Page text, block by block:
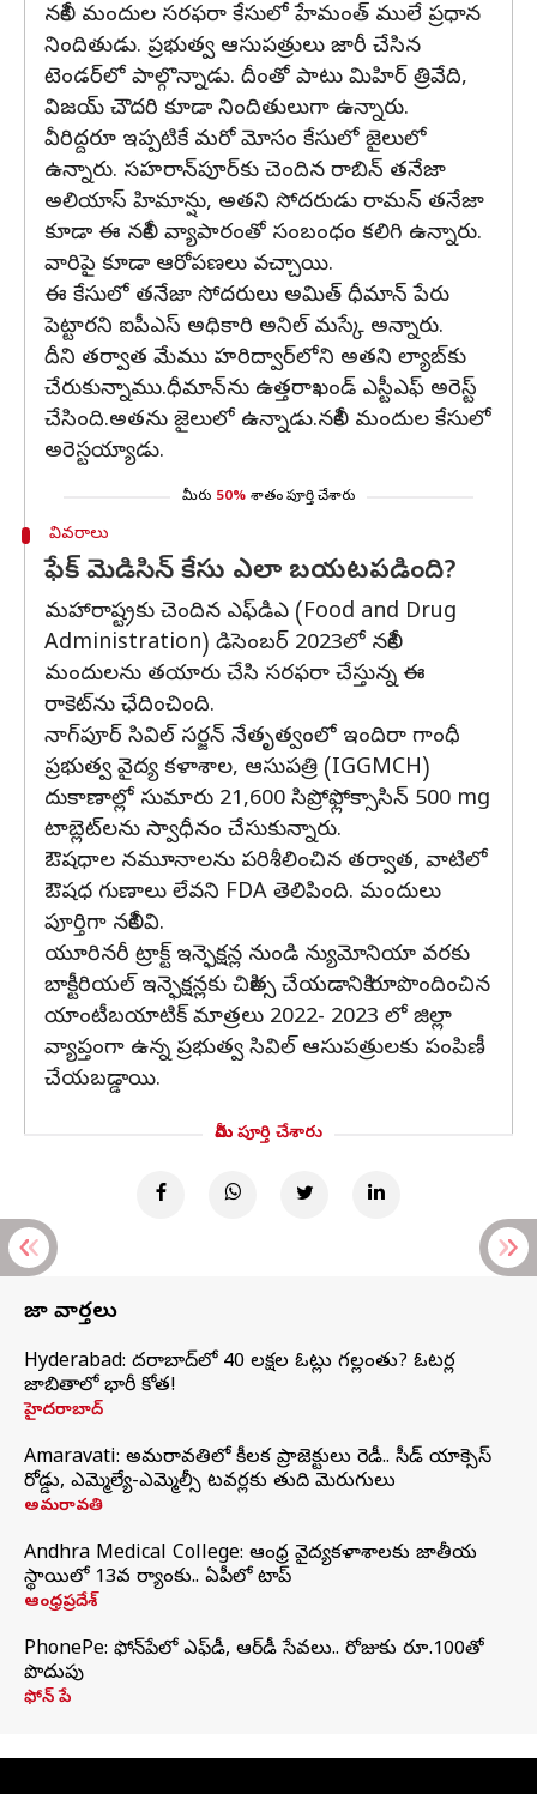
నకిలీ మందుల సరఫరా కేసులో హేమంత్ ములే ప్రధాన
నిందితుడు. ప్రభుత్వ ఆసుపత్రులు జారీ చేసిన
టెండర్‌లో పాల్గొన్నాడు. దీంతో పాటు మిహిర్ త్రివేది,
విజయ్ చౌదరి కూడా నిందితులుగా ఉన్నారు.
వీరిద్దరూ ఇప్పటికే మరో మోసం కేసులో జైలులో
ఉన్నారు. సహరాన్‌పూర్‌కు చెందిన రాబిన్ తనేజా
అలియాస్ హిమాన్షు, అతని సోదరుడు రామన్ తనేజా
కూడా ఈ నకిలీ వ్యాపారంతో సంబంధం కలిగి ఉన్నారు.
వారిపై కూడా ఆరోపణలు వచ్చాయి.
ఈ కేసులో తనేజా సోదరులు అమిత్ ధీమాన్ పేరు
పెట్టారని ఐపీఎస్ అధికారి అనిల్ మస్కే అన్నారు.
దీని తర్వాత మేము హరిద్వార్‌లోని అతని ల్యాబ్‌కు
చేరుకున్నాము.ధీమాన్‌ను ఉత్తరాఖండ్ ఎస్టీఎఫ్ అరెస్ట్
చేసింది.అతను జైలులో ఉన్నాడు.నకిలీ మందుల కేసులో
అరెస్టయ్యాడు.
మీరు 50% శాతం పూర్తి చేశారు
వివరాలు
ఫేక్ మెడిసిన్ కేసు ఎలా బయటపడింది?
మహారాష్ట్రకు చెందిన ఎఫ్‌డిఎ (Food and Drug
Administration) డిసెంబర్ 2023లో నకిలీ
మందులను తయారు చేసి సరఫరా చేస్తున్న ఈ
రాకెట్‌ను ఛేదించింది.
నాగ్‌పూర్ సివిల్ సర్జన్ నేతృత్వంలో ఇందిరా గాంధీ
ప్రభుత్వ వైద్య కళాశాల, ఆసుపత్రి (IGGMCH)
దుకాణాల్లో సుమారు 21,600 సిప్రోఫ్లోక్సాసిన్ 500 mg
టాబ్లెట్‌లను స్వాధీనం చేసుకున్నారు.
ఔషధాల నమూనాలను పరిశీలించిన తర్వాత, వాటిలో
ఔషధ గుణాలు లేవని FDA తెలిపింది. మందులు
పూర్తిగా నకిలీవి.
యూరినరీ ట్రాక్ట్ ఇన్ఫెక్షన్ల నుండి న్యుమోనియా వరకు
బాక్టీరియల్ ఇన్ఫెక్షన్లకు చికిత్స చేయడానికి రూపొందించిన
యాంటీబయాటిక్ మాత్రలు 2022- 2023 లో జిల్లా
వ్యాప్తంగా ఉన్న ప్రభుత్వ సివిల్ ఆసుపత్రులకు పంపిణీ
చేయబడ్డాయి.
మీరు పూర్తి చేశారు
తాజా వార్తలు
Hyderabad: హైదరాబాద్‌లో 40 లక్షల ఓట్లు గల్లంతు? ఓటర్ల
జాబితాలో భారీ కోత!
హైదరాబాద్
Amaravati: అమరావతిలో కీలక ప్రాజెక్టులు రెడీ.. సీడ్‌ యాక్సెస్‌
రోడ్డు, ఎమ్మెల్యే-ఎమ్మెల్సీ టవర్లకు తుది మెరుగులు
అమరావతి
Andhra Medical College: ఆంధ్ర వైద్యకళాశాలకు జాతీయ
స్థాయిలో 13వ ర్యాంకు.. ఏపీలో టాప్
ఆంధ్రప్రదేశ్
PhonePe: ఫోన్‌పేలో ఎఫ్‌డీ, ఆర్‌డీ సేవలు.. రోజుకు రూ.100తో
పొదుపు
ఫోన్‌ పే